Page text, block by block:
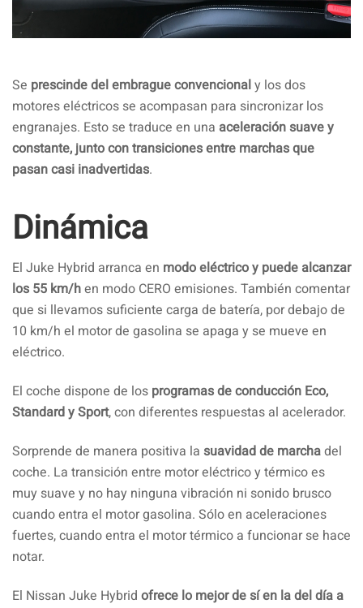
Se prescinde del embrague convencionaly los dos
motores eléctricos se acompasan para sincronizar los
engranajes. Esto se traduce en una aceleración suave y
constante, junto con transiciones entre marchas que
pasan casi inadvertidas.
Dinámica
El Juke Hybrid arranca en modo eléctrico y puede alcanzar
los 55 km/hen modo CERO emisiones. También comentar
que si llevamos suficiente carga de batería, por debajo de
10 km/h el motor de gasolina se apaga y se mueve en
eléctrico.
El coche dispone de los programas de conducción Eco,
Standard y Sport, con diferentes respuestas al acelerador.
Sorprende de manera positiva la suavidad de marchadel
coche. La transición entre motor eléctrico y térmico es
muy suave y no hay ninguna vibración ni sonido brusco
cuando entra el motor gasolina. Sólo en aceleraciones
fuertes, cuando entra el motor térmico a funcionar se hace
notar.
El Nissan Juke Hybrid ofrece lo mejor de sí en la del día a